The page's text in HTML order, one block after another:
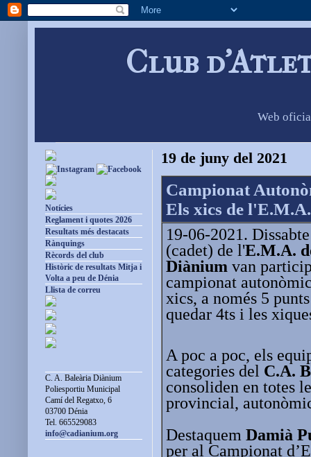
Club
Web
19 de juny del 2021
Campionat
Els xics de
19-06-2021.
(cadet) de l'E.M.A.
Diànium van
campionat
xics, a només 5
quedar 4ts i les
A poc a poc, els
categories del C.A.
consoliden en totes
provincial,
Destaquem Damià
per al Campionat
Notícies
Reglament i quotes 2026
Resultats més destacats
Rànquings
Rècords del club
Històric de resultats Mitja i
Volta a peu de Dénia
Llista de correu
C. A. Baleària Diànium
Poliesportiu Municipal
Camí del Regatxo, 6
03700 Dénia
Tel. 665529083
info@cadianium.org